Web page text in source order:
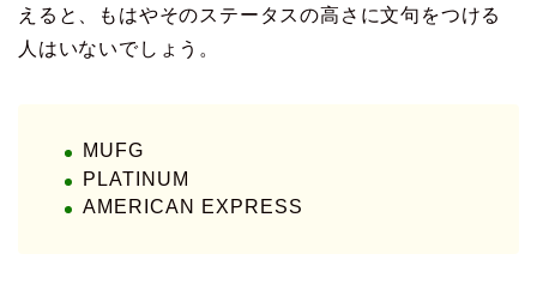
えると、もはやそのステータスの高さに文句をつける
人はいないでしょう。
MUFG
PLATINUM
AMERICAN EXPRESS